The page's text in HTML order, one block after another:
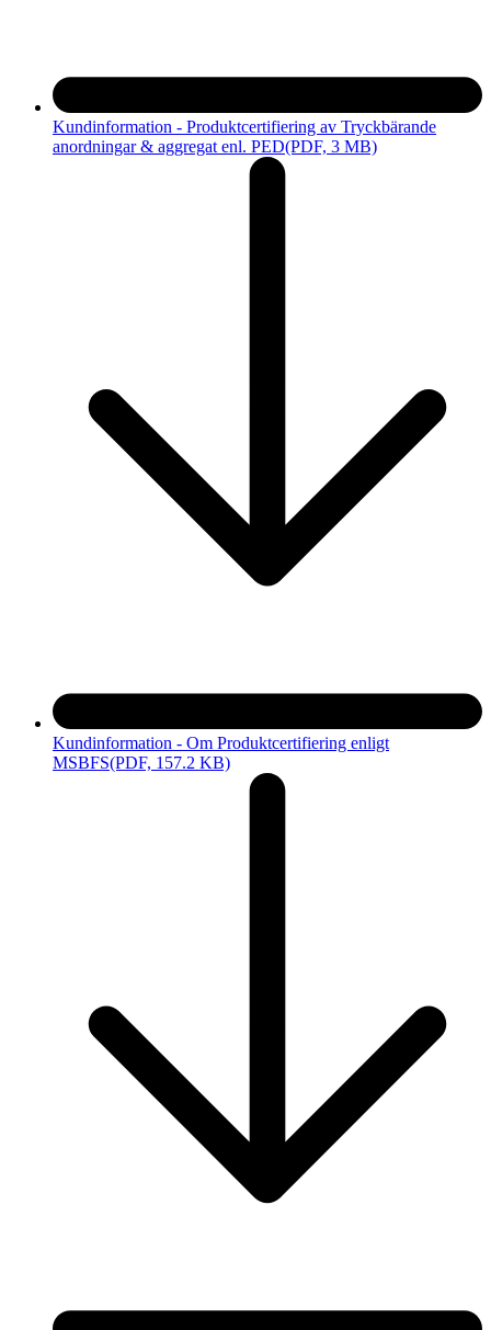
Kundinformation - Produktcertifiering av Tryckbärande
anordningar & aggregat enl. PED(PDF, 3 MB)
Kundinformation - Om Produktcertifiering enligt
MSBFS(PDF, 157.2 KB)